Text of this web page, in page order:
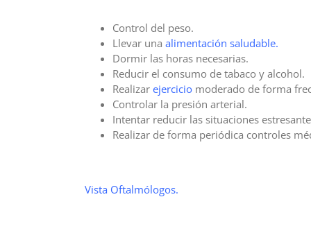
Control del peso.
Llevar una alimentación saludable.
Dormir las horas necesarias.
Reducir el consumo de tabaco y alcohol.
Realizar ejercicio moderado de forma
Controlar la presión arterial.
Intentar reducir las situaciones
Realizar de forma periódica controles
Vista Oftalmólogos.